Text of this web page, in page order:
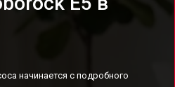
начинается с подробного